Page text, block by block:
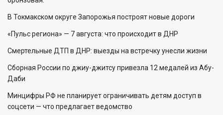
В Токмакском округе Запорожья построят новые дороги
«Пульс региона» — 7 августа: что происходит в ДНР
Смертельные ДТП в ДНР: выезды на встречку унесли жизни
Сборная России по джиу-джитсу привезла 12 медалей из Абу-
Даби
Минцифры РФ не планирует ограничивать детям доступ в
соцсети — что предлагает ведомство